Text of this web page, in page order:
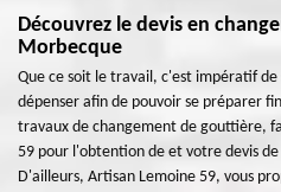
Découvrez le devis en
Morbecque
Que ce soit le travail, c'est impératif
dépenser afin de pouvoir se préparer
travaux de changement de gouttière,
59 pour l'obtention de et votre devis
D'ailleurs, Artisan Lemoine 59, vous